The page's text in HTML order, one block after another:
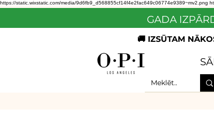
https://static.wixstatic.com/media/9d6fb9_d568855cf14f4e2fac649c06774e9389~mv2.png
GADA
🚚 IZSŪTAM